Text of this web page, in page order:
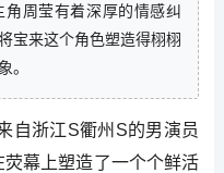
周莹有着深厚的情感纠
宝来这个角色塑造得栩栩
。
自浙江S衢州S的男演员
幕上塑造了一个个鲜活